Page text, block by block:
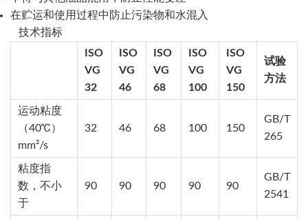
在贮运和使用过程中防止污染物和水混入
技术指标
ISO
VG
32
ISO
VG
46
ISO
VG
68
ISO
VG
100
ISO
VG
150
试验
方法
运动粘度
（40℃）
mm²/s
32 46 68 100 150
GB/T
265
粘度指
数，不小
于
90 90 90 90 90
GB/T
2541